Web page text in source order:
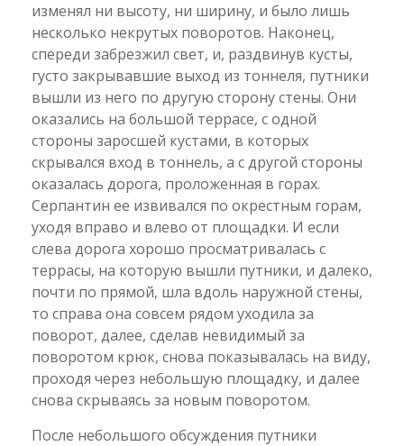
изменял ни высоту, ни ширину, и было лишь
несколько некрутых поворотов. Наконец,
спереди забрезжил свет, и, раздвинув кусты,
густо закрывавшие выход из тоннеля, путники
вышли из него по другую сторону стены. Они
оказались на большой террасе, с одной
стороны заросшей кустами, в которых
скрывался вход в тоннель, а с другой стороны
оказалась дорога, проложенная в горах.
Серпантин ее извивался по окрестным горам,
уходя вправо и влево от площадки. И если
слева дорога хорошо просматривалась с
террасы, на которую вышли путники, и далеко,
почти по прямой, шла вдоль наружной стены,
то справа она совсем рядом уходила за
поворот, далее, сделав невидимый за
поворотом крюк, снова показывалась на виду,
проходя через небольшую площадку, и далее
снова скрываясь за новым поворотом.
После небольшого обсуждения путники